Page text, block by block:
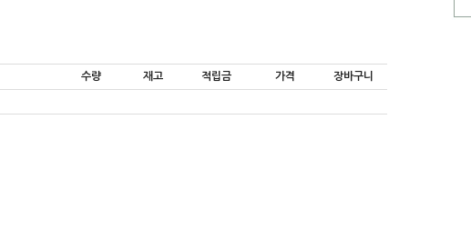
수량 재고 적립금 가격 장바구니